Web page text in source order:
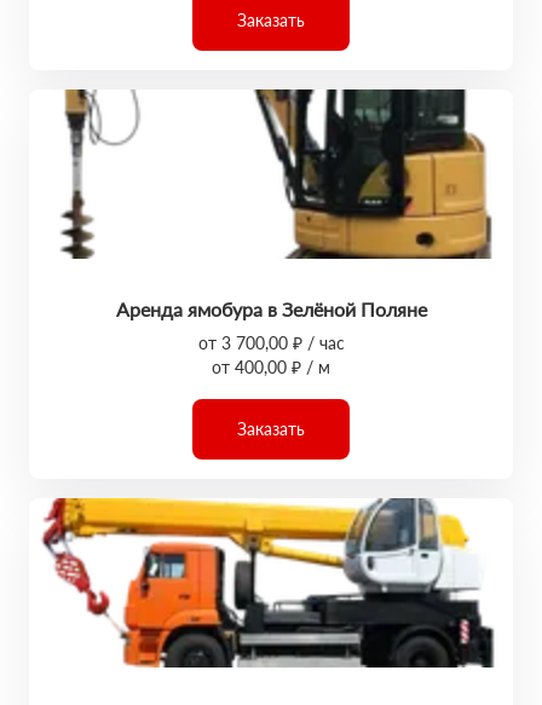
Заказать
Аренда ямобура в Зелёной Поляне
от 3 700,00 ₽ / час
от 400,00 ₽ / м
Заказать